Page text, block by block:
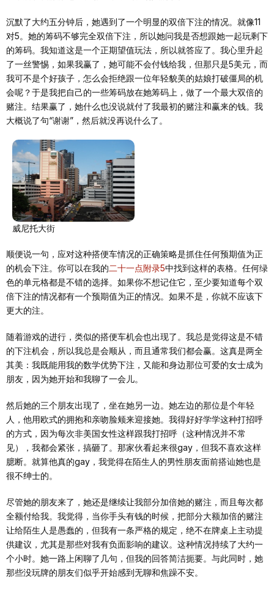
沉默了大约五分钟后，她遇到了一个明显的双倍下注的情况。就像11
对5。她的筹码不够完全双倍下注，所以她问我是否想跟她一起玩剩下
的筹码。我知道这是一个正期望值玩法，所以就答应了。我心里升起
了一丝警惕，如果我赢了，她可能不会付钱给我，但那只是5美元，而
我可不是个好孩子，怎么会拒绝跟一位年轻貌美的姑娘打破僵局的机
会呢？于是我把自己的一些筹码放在她筹码上，做了一个最大双倍的
赌注。结果赢了，她什么也没说就付了我最初的赌注和赢来的钱。我
大概说了句“谢谢”，然后就没再说什么了。
威尼托大街
顺便说一句，应对这种搭便车情况的正确策略是抓住任何预期值为正
的机会下注。你可以在我的二十一点附录5中找到这样的表格。任何绿
色的单元格都是不错的选择。如果你不想记住它，至少要知道每个双
倍下注的情况都有一个预期值为正的情况。如果不是，你就不应该下
更大的注。
随着游戏的进行，类似的搭便车机会也出现了。我总是觉得这是不错
的下注机会，所以我总是会顺从，而且通常我们都会赢。这真是两全
其美：我既能用我的数学优势下注，又能和身边那位可爱的女士成为
朋友，因为她开始和我聊了一会儿。
然后她的三个朋友出现了，坐在她另一边。她左边的那位是个年轻
人，他用欧式的拥抱和亲吻脸颊来迎接她。我得好好学学这种打招呼
的方式，因为每次非美国女性这样跟我打招呼（这种情况并不常
见），我都会紧张，搞砸了。那家伙看起来很gay，但我不喜欢这样
臆断。就算他真的gay，我觉得在陌生人的男性朋友面前搭讪她也是
很不绅士的。
尽管她的朋友来了，她还是继续让我部分加倍她的赌注，而且每次都
全额付给我。我觉得，当你手头有钱的时候，把部分大额加倍的赌注
让给陌生人是愚蠢的，但我有一条严格的规定，绝不在牌桌上主动提
供建议，尤其是那些对我有负面影响的建议。这种情况持续了大约一
个小时。她一路上闲聊了几句，但我的回答简洁扼要。与此同时，她
那些没玩牌的朋友们似乎开始感到无聊和焦躁不安。